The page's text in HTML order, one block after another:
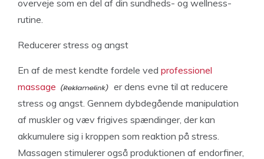
overveje som en del af din sundheds- og wellness-
rutine.
Reducerer stress og angst
En af de mest kendte fordele ved professionel
massage
er dens evne til at reducere
stress og angst. Gennem dybdegående manipulation
af muskler og væv frigives spændinger, der kan
akkumulere sig i kroppen som reaktion på stress.
Massagen stimulerer også produktionen af endorfiner,